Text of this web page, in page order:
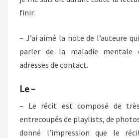
finir.
– J’ai aimé la note de l’auteure
parler de la maladie mentale
adresses de contact.
Le –
– Le récit est composé de
entrecoupés de playlists, de photos,
donné l’impression que le